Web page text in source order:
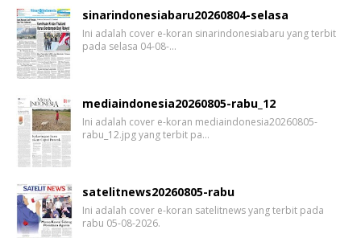
sinarindonesiabaru20260804-selasa
Ini adalah cover e-koran sinarindonesiabaru yang terbit
pada selasa 04-08-…
mediaindonesia20260805-rabu_12
Ini adalah cover e-koran mediaindonesia20260805-
rabu_12.jpg yang terbit pa…
satelitnews20260805-rabu
Ini adalah cover e-koran satelitnews yang terbit pada
rabu 05-08-2026.